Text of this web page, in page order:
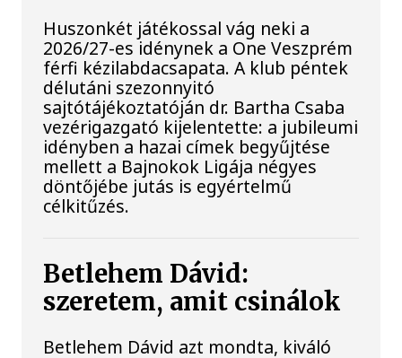
Huszonkét játékossal vág neki a
2026/27-es idénynek a One Veszprém
férfi kézilabdacsapata. A klub péntek
délutáni szezonnyitó
sajtótájékoztatóján dr. Bartha Csaba
vezérigazgató kijelentette: a jubileumi
idényben a hazai címek begyűjtése
mellett a Bajnokok Ligája négyes
döntőjébe jutás is egyértelmű
célkitűzés.
Betlehem Dávid:
szeretem, amit csinálok
Betlehem Dávid azt mondta, kiváló